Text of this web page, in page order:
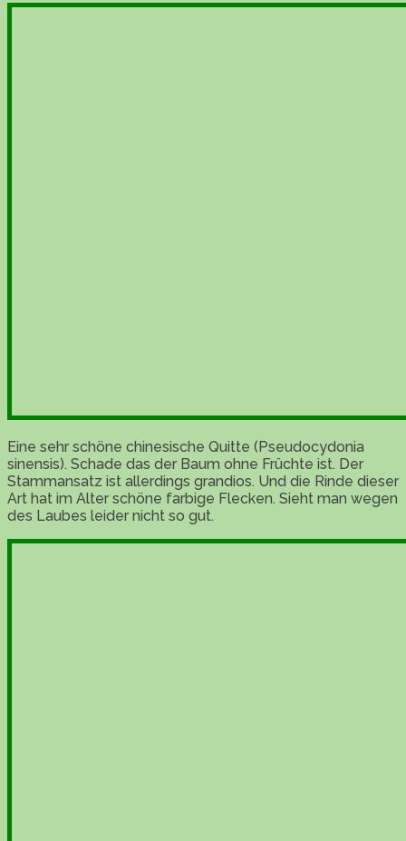
Eine sehr schöne chinesische Quitte (Pseudocydonia
sinensis). Schade das der Baum ohne Früchte ist. Der
Stammansatz ist allerdings grandios. Und die Rinde dieser
Art hat im Alter schöne farbige Flecken. Sieht man wegen
des Laubes leider nicht so gut.